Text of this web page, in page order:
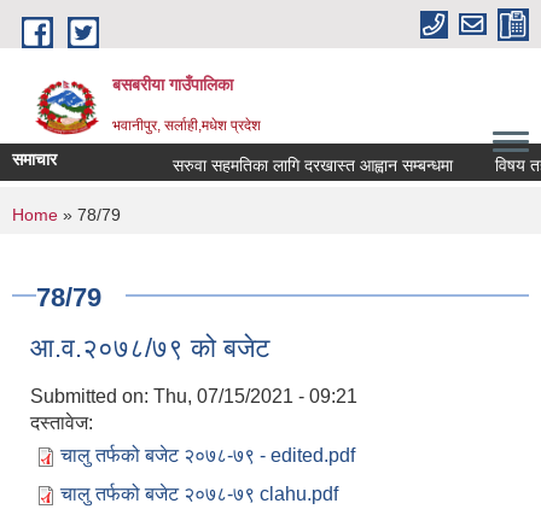
Skip to main content
बसबरीया गाउँपालिका
भवानीपुर, सर्लाही,मधेश प्रदेश
समाचार सरुवा सहमतिका लागि दरखास्त आह्वान सम्बन्धमा विषय
You are here
Home » 78/79
78/79
आ.व.२०७८/७९ को बजेट
Submitted on: Thu, 07/15/2021 - 09:21
दस्तावेज:
चालु तर्फको बजेट २०७८-७९ - edited.pdf
चालु तर्फको बजेट २०७८-७९ clahu.pdf